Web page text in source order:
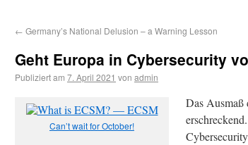
← Germany’s National Delusion – a Warning Lesson
Geht Europa in Cybersecurity
Publiziert am 7. April 2021 von admin
Can’t wait for October!
Das Ausmaß